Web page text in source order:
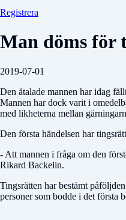
Registrera
Man döms för
2019-07-01
Den åtalade mannen har idag
Mannen har dock varit i
med likheterna mellan
Den första händelsen har
- Att mannen i fråga om den
Rikard Backelin.
Tingsrätten har bestämt
personer som bodde i det första